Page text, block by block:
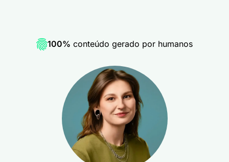
100% conteúdo gerado por humanos